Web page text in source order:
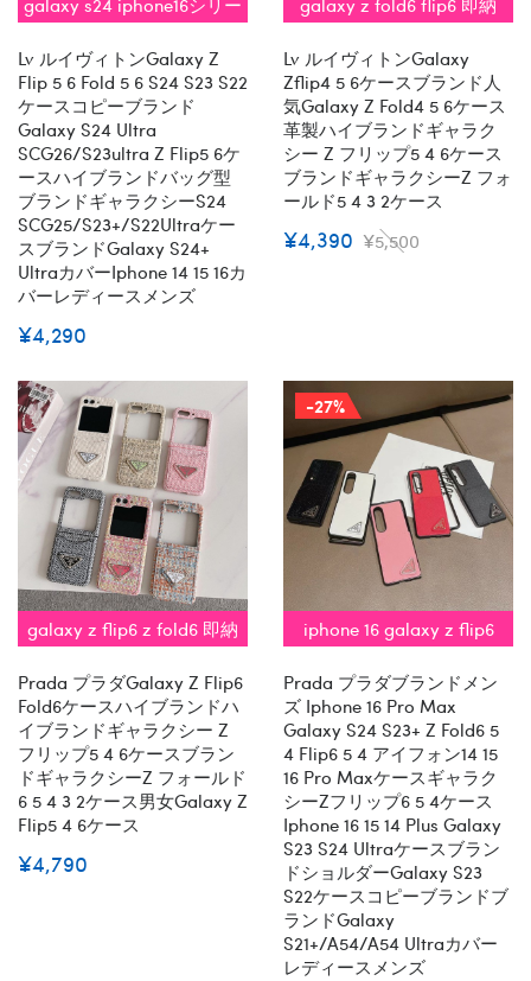
Lv ルイヴィトンGalaxy Z
Flip 5 6 Fold 5 6 S24 S23 S22
ケースコピーブランド
Galaxy S24 Ultra
SCG26/s23ultra Z Flip5 6ケ
ースハイブランドバッグ型
ブランドギャラクシーs24
SCG25/S23+/S22Ultraケー
スブランドgalaxy S24+
Ultraカバーiphone 14 15 16カ
バーレディースメンズ
¥4,290
Lv ルイヴィトンgalaxy
Zflip4 5 6ケースブランド人
気Galaxy Z Fold4 5 6ケース
革製ハイブランドギャラク
シー Z フリップ5 4 6ケース
ブランドギャラクシーZ フォ
ールド5 4 3 2ケース
¥4,390 ¥5,500
galaxy z flip6 z fold6 即納
Prada プラダgalaxy Z Flip6
Fold6ケースハイブランドハ
イブランドギャラクシー Z
フリップ5 4 6ケースブラン
ドギャラクシーZ フォールド
6 5 4 3 2ケース男女galaxy Z
Flip5 4 6ケース
¥4,790
-27%
iphone 16 galaxy z flip6
Prada プラダブランドメン
ズ Iphone 16 Pro Max
Galaxy S24 S23+ Z Fold6 5
4 Flip6 5 4 アイフォン14 15
16 Pro Maxケースギャラク
シーZフリップ6 5 4ケース
Iphone 16 15 14 Plus Galaxy
S23 S24 Ultraケースブラン
ドショルダーGalaxy S23
S22ケースコピーブランドブ
ランドgalaxy
S21+/a54/a54 Ultraカバー
レディースメンズ